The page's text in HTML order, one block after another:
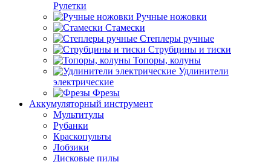
Рулетки
Ручные ножовки
Стамески
Степлеры ручные
Струбцины и тиски
Топоры, колуны
Удлинители
электрические
Фрезы
Аккумуляторный инструмент
Мультитулы
Рубанки
Краскопульты
Лобзики
Дисковые пилы